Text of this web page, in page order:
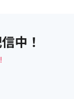
中！